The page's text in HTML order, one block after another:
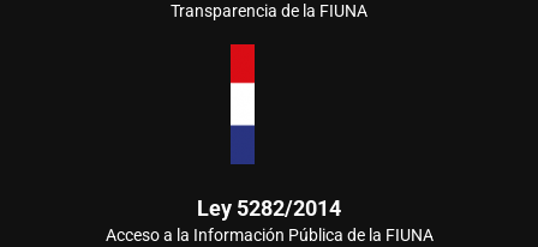
Transparencia de la FIUNA
Ley 5282/2014
Acceso a la Información Pública de la FIUNA